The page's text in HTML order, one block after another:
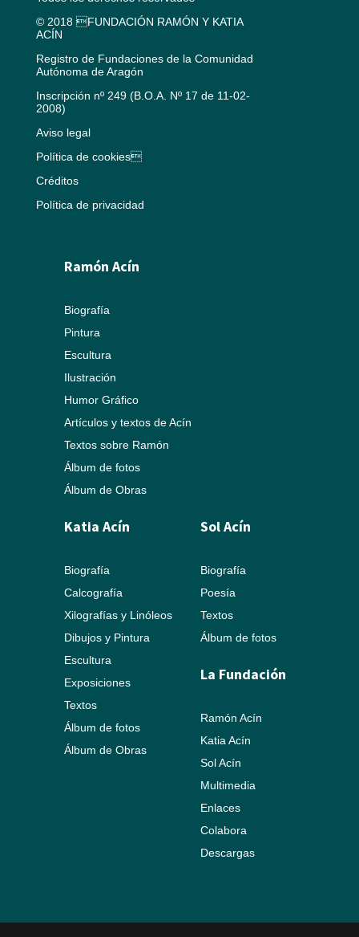
© 2018 FUNDACIÓN RAMÓN Y KATIA
ACÍN
Registro de Fundaciones de la Comunidad
Autónoma de Aragón
Inscripción nº 249 (B.O.A. Nº 17 de 11-02-
2008)
Aviso legal
Política de cookies
Créditos
Política de privacidad
Ramón Acín
Biografía
Pintura
Escultura
Ilustración
Humor Gráfico
Artículos y textos de Acín
Textos sobre Ramón
Álbum de fotos
Álbum de Obras
Katia Acín
Biografía
Calcografía
Xilografías y Linóleos
Dibujos y Pintura
Escultura
Exposiciones
Textos
Álbum de fotos
Álbum de Obras
Sol Acín
Biografía
Poesía
Textos
Álbum de fotos
La Fundación
Ramón Acín
Katia Acín
Sol Acín
Multimedia
Enlaces
Colabora
Descargas